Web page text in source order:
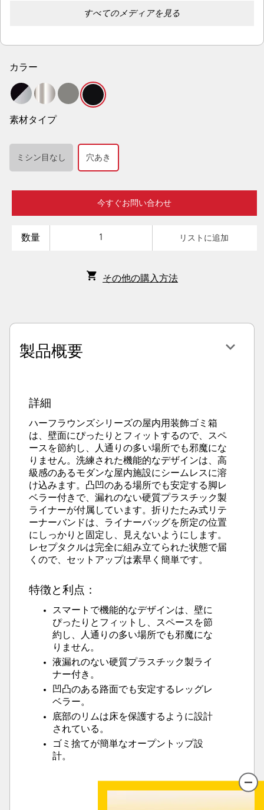
すべてのメディアを見る
カラー
素材タイプ
ミシン目なし 穴あき
今すぐお問い合わせ
数量 リストに追加
その他の購入方法
製品概要
詳細
ハーフラウンズシリーズの屋内用装飾ゴミ箱
は、壁面にぴったりとフィットするので、スペ
ースを節約し、人通りの多い場所でも邪魔にな
りません。洗練された機能的なデザインは、高
級感のあるモダンな屋内施設にシームレスに溶
け込みます。凸凹のある場所でも安定する脚レ
ベラー付きで、漏れのない硬質プラスチック製
ライナーが付属しています。折りたたみ式リテ
ーナーバンドは、ライナーバッグを所定の位置
にしっかりと固定し、見えないようにします。
レセプタクルは完全に組み立てられた状態で届
くので、セットアップは素早く簡単です。
特徴と利点：
スマートで機能的なデザインは、壁に
ぴったりとフィットし、スペースを節
約し、人通りの多い場所でも邪魔にな
りません。
液漏れのない硬質プラスチック製ライ
ナー付き。
凹凸のある路面でも安定するレッグレ
ベラー。
底部のリムは床を保護するように設計
されている。
ゴミ捨てが簡単なオープントップ設
計。